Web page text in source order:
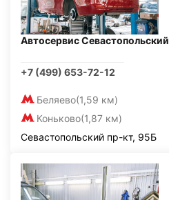
Автосервис Севастопольский
+7 (499) 653-72-12
Беляево(1,59 км)
Коньково(1,87 км)
Севастопольский пр-кт, 95Б